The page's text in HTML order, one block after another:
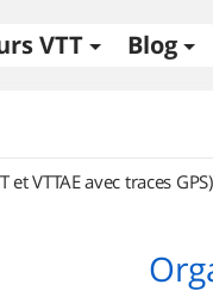
VTT Blog
et VTTAE avec traces GPS)